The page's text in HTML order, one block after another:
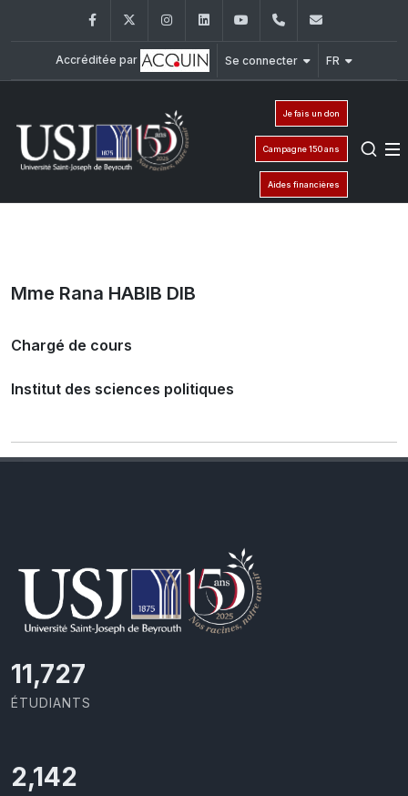
FacebookTwitter InstagramLinkedInYouTube+961 (1) 421 000
Accréditée par Se connecter FR
Je fais un don
Campagne 150 ans
Aides financières
Mme Rana HABIB DIB
Chargé de cours
Institut des sciences politiques
11,727
ÉTUDIANTS
2,142